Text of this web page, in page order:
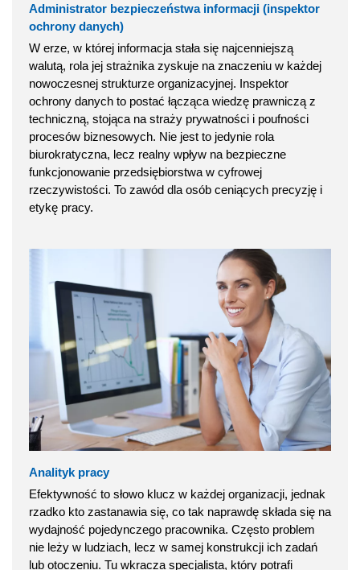
Administrator bezpieczeństwa informacji (inspektor
ochrony danych)
W erze, w której informacja stała się najcenniejszą
walutą, rola jej strażnika zyskuje na znaczeniu w każdej
nowoczesnej strukturze organizacyjnej. Inspektor
ochrony danych to postać łącząca wiedzę prawniczą z
techniczną, stojąca na straży prywatności i poufności
procesów biznesowych. Nie jest to jedynie rola
biurokratyczna, lecz realny wpływ na bezpieczne
funkcjonowanie przedsiębiorstwa w cyfrowej
rzeczywistości. To zawód dla osób ceniących precyzję i
etykę pracy.
Analityk pracy
Efektywność to słowo klucz w każdej organizacji, jednak
rzadko kto zastanawia się, co tak naprawdę składa się na
wydajność pojedynczego pracownika. Często problem
nie leży w ludziach, lecz w samej konstrukcji ich zadań
lub otoczeniu. Tu wkracza specjalista, który potrafi